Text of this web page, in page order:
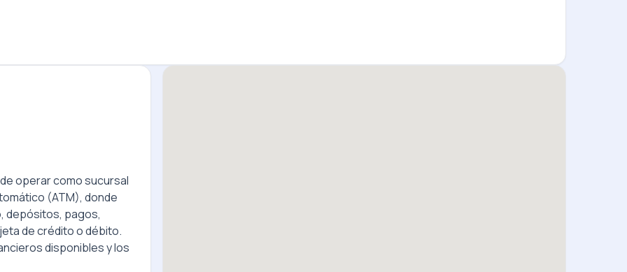
operar como sucursal
(ATM), donde
depósitos, pagos,
de crédito o débito.
disponibles y los